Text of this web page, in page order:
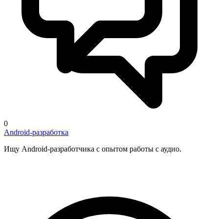
0
Android-разработка
Ищу Android-разработчика с опытом работы с аудио.